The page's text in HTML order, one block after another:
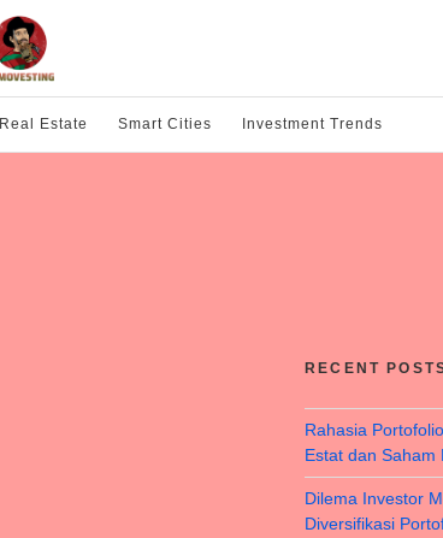
Real Estate Smart Cities Investment Trends
RECENT
Rahasia
Estat dan Saham
Dilema Investor
Diversifikasi